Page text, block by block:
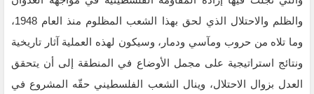
والظلم والاحتلال الذي لحق بهذا الشعب المظلوم منذ العام 1948،
وما تلاه من حروب ومآسي ودمار، ‏وسيكون لهذه العملية آثار تاريخية
ونتائج استراتيجية على مجمل الأوضاع في المنطقة إلى أن يتحقق
العدل بزوال ‏الاحتلال، وينال الشعب الفلسطيني حقّه المشروع في